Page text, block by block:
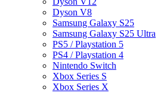
Dyson V8
Samsung Galaxy S25
Samsung Galaxy S25 Ultra
PS5 / Playstation 5
PS4 / Playstation 4
Nintendo Switch
Xbox Series S
Xbox Series X